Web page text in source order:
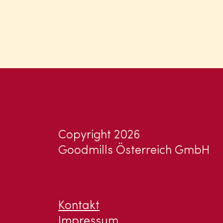
Copyright 2026
Goodmills Österreich GmbH
Kontakt